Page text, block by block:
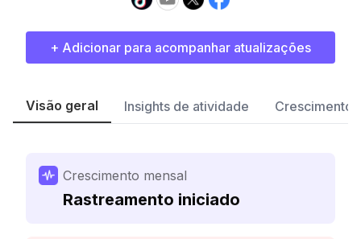
+ Adicionar para acompanhar atualizações
Visão geral Insights de atividade Crescimento
Crescimento mensal
Rastreamento iniciado